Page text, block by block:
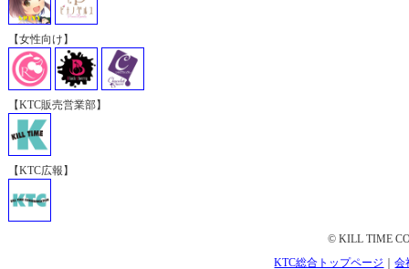
【女性向け】
【KTC販売営業部】
【KTC広報】
© KILL TIME
KTC総合トップページ
｜会